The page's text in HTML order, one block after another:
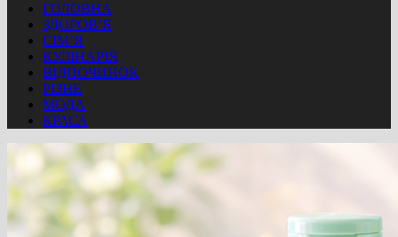
ГОЛОВНА
ЗДОРОВ’Я
СІМ’Я
КУЛІНАРІЯ
ВІДПОЧИНОК
РІЗНЕ
МОДА
КРАСА